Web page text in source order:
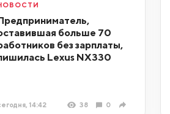
больше 70
без зарплаты,
Lexus NX330
14:42 38 0